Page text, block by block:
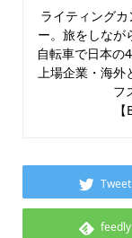
ライティング
ー。旅をしなが
自転車で日本の
上場企業・海
フ
Tweet
feedly